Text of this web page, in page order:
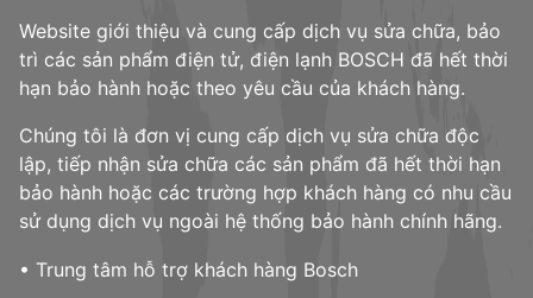
Website giới thiệu và cung cấp dịch vụ sửa chữa, bảo
trì các sản phẩm điện tử, điện lạnh BOSCH đã hết thời
hạn bảo hành hoặc theo yêu cầu của khách hàng.
Chúng tôi là đơn vị cung cấp dịch vụ sửa chữa độc
lập, tiếp nhận sửa chữa các sản phẩm đã hết thời hạn
bảo hành hoặc các trường hợp khách hàng có nhu cầu
sử dụng dịch vụ ngoài hệ thống bảo hành chính hãng.
• Trung tâm hỗ trợ khách hàng Bosch